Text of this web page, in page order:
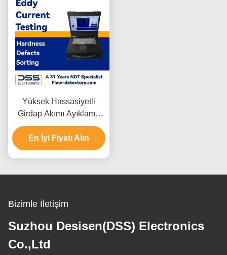
Yüksek Hassasiyetli
Girdap Akımı Ayıklama
Cihazı Yüksek Hızlı Akıllı
Dijital Ayıklama Cihazı
En İyi Fiyatı Alın
Bizimle İletişim
Suzhou Desisen(DSS) Electronics
Co.,Ltd